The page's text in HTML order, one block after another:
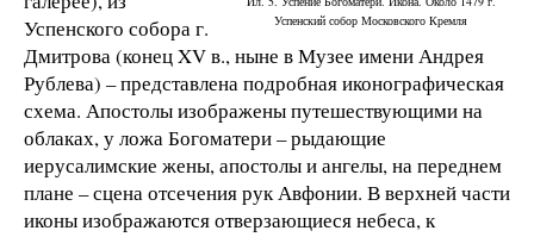
Успенский собор Московского Кремля
Успенского собора г.
Дмитрова (конец XV в., ныне в Музее имени Андрея
Рублева) – представлена подробная иконографическая
схема. Апостолы изображены путешествующими на
облаках, у ложа Богоматери – рыдающие
иерусалимские жены, апостолы и ангелы, на переднем
плане – сцена отсечения рук Авфонии. В верхней части
иконы изображаются отверзающиеся небеса, к